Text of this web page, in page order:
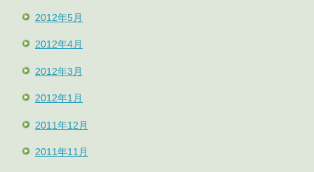
2012年5月
2012年4月
2012年3月
2012年1月
2011年12月
2011年11月